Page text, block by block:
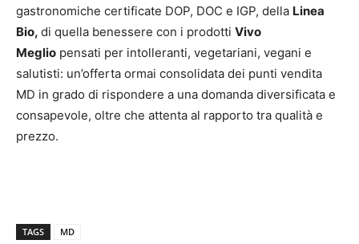
gastronomiche certificate DOP, DOC e IGP, della Linea
Bio, di quella benessere con i prodotti Vivo
Meglio pensati per intolleranti, vegetariani, vegani e
salutisti: un’offerta ormai consolidata dei punti vendita
MD in grado di rispondere a una domanda diversificata e
consapevole, oltre che attenta al rapporto tra qualità e
prezzo.
TAGS MD